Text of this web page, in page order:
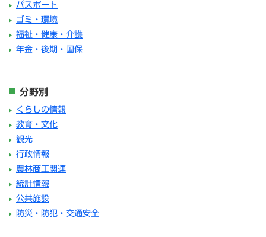
パスポート
ゴミ・環境
福祉・健康・介護
年金・後期・国保
分野別
くらしの情報
教育・文化
観光
行政情報
農林商工関連
統計情報
公共施設
防災・防犯・交通安全